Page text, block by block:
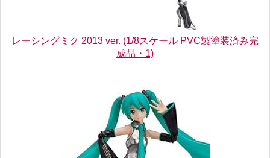
レーシングミク 2013 ver. (1/8スケール PVC製塗装済み完
成品・1)